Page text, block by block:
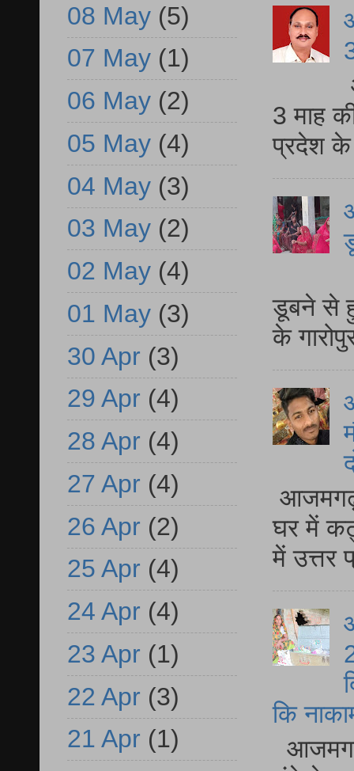
3 माह
प्रदेश
डूबने से
के
घर में
में
कि
08 May (5)
07 May (1)
06 May (2)
05 May (4)
04 May (3)
03 May (2)
02 May (4)
01 May (3)
30 Apr (3)
29 Apr (4)
28 Apr (4)
27 Apr (4)
26 Apr (2)
25 Apr (4)
24 Apr (4)
23 Apr (1)
22 Apr (3)
21 Apr (1)